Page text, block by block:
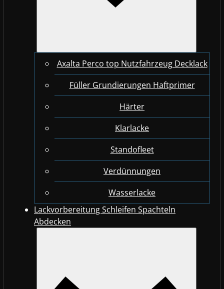
Axalta Perco top Nutzfahrzeug Decklack
Füller Grundierungen Haftprimer
Härter
Klarlacke
Standofleet
Verdünnungen
Wasserlacke
Lackvorbereitung Schleifen Spachteln
Abdecken